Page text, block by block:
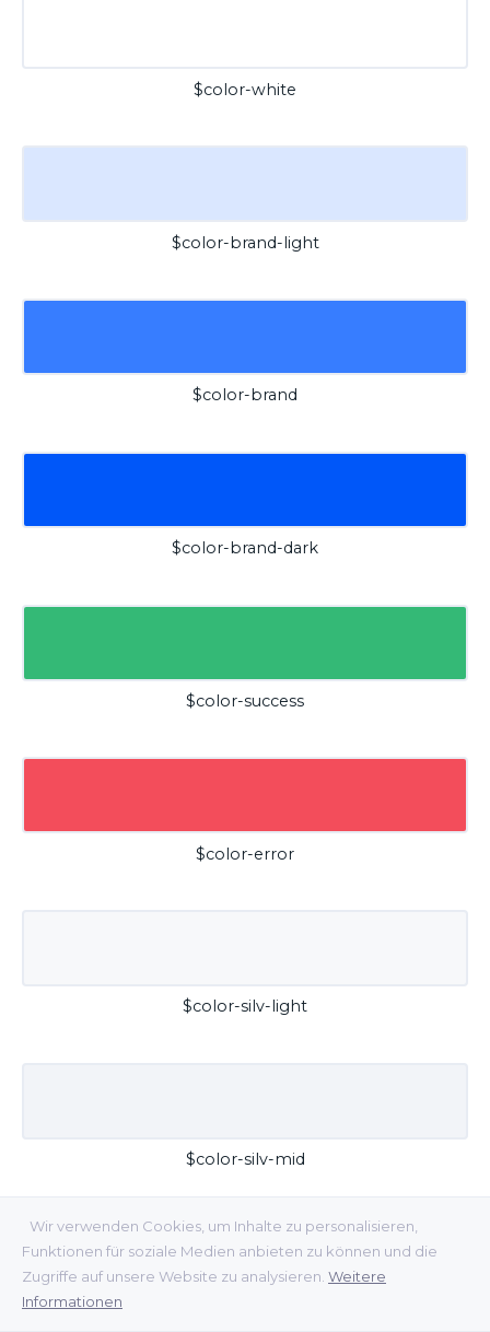
Wir verwenden Cookies, um Inhalte zu personalisieren,
Funktionen für soziale Medien anbieten zu können und die
Zugriffe auf unsere Website zu analysieren. Weitere
Informationen
$color-white
$color-brand-light
$color-brand
$color-brand-dark
$color-success
$color-error
$color-silv-light
$color-silv-mid